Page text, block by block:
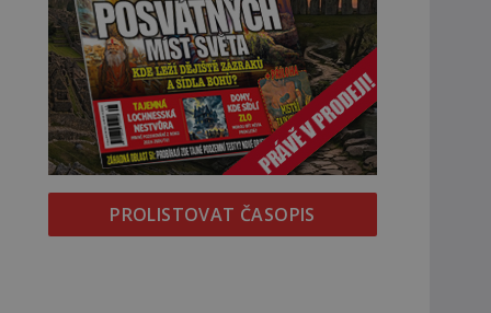
PROLISTOVAT ČASOPIS